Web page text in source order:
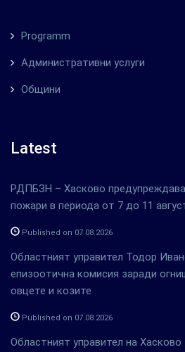
Programm
Административни услуги
Общини
Latest
РДПБЗН – Хасково
пожари в периода от 7 до 11
Published on 07.08.2026
Областният управител Тодор
епизоотична комисия заради
овцете и козите
Published on 07.08.2026
Областният управител на